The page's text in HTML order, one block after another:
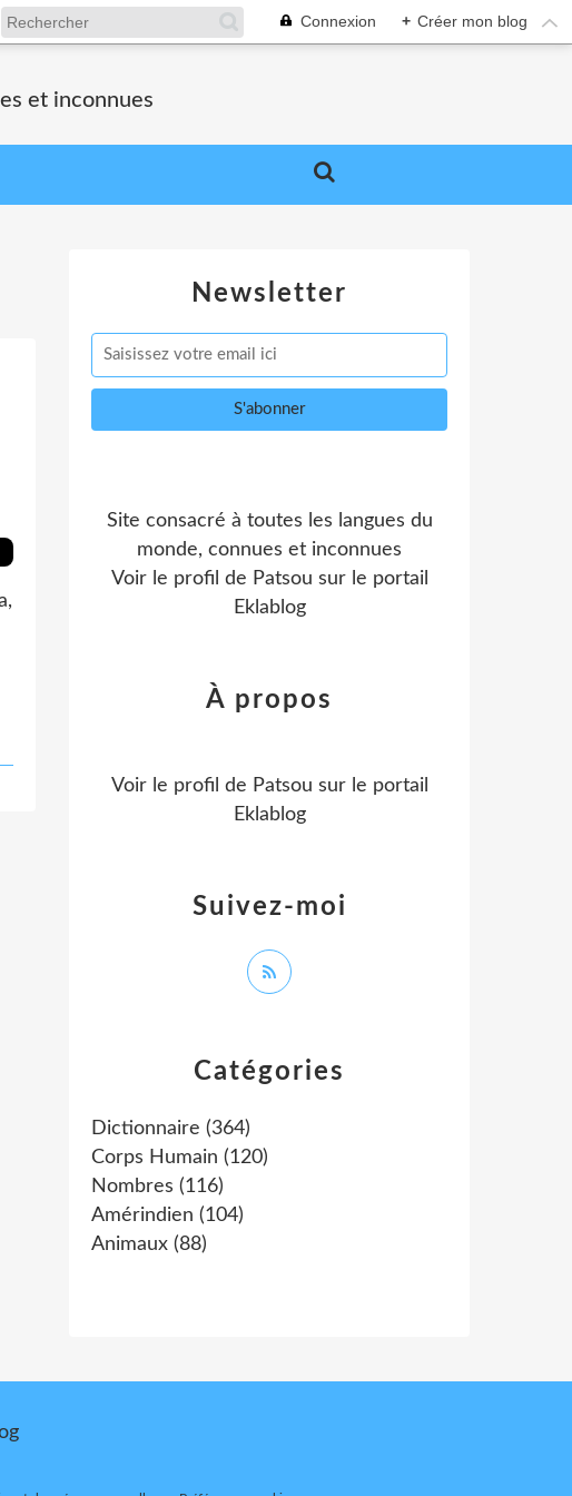
Connexion + Créer mon blog
et inconnues
Newsletter
Catégories
Dictionnaire (364)
Corps Humain (120)
Nombres (116)
Amérindien (104)
Animaux (88)
Site consacré à toutes les langues du
monde, connues et inconnues
Voir le profil de Patsou sur le portail
Eklablog
Suivez-moi
À propos
Voir le profil de Patsou sur le portail
Eklablog